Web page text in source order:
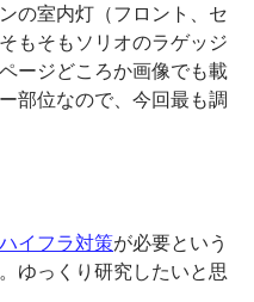
の室内灯（フロント、セ
もそもソリオのラゲッジ
ージどころか画像でも載
部位なので、今回最も調
ハイフラ対策が必要という
ゆっくり研究したいと思